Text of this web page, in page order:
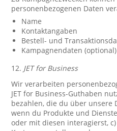
personenbezogenen Daten
Name
Kontaktangaben
Bestell- und
Kampagnendaten (optional)
12. JET for Business
Wir verarbeiten
JET for Business-Guthaben
bezahlen, die du über unsere
wenn du Produkte und
oder mit diesen interagierst,